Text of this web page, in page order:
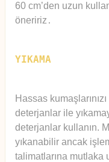
60 cm’den uzun
öneririz .
YIKAMA
Hassas
deterjanlar ile
deterjanlar kullanın.
yıkanabilir ancak
talimatlarına mutlaka